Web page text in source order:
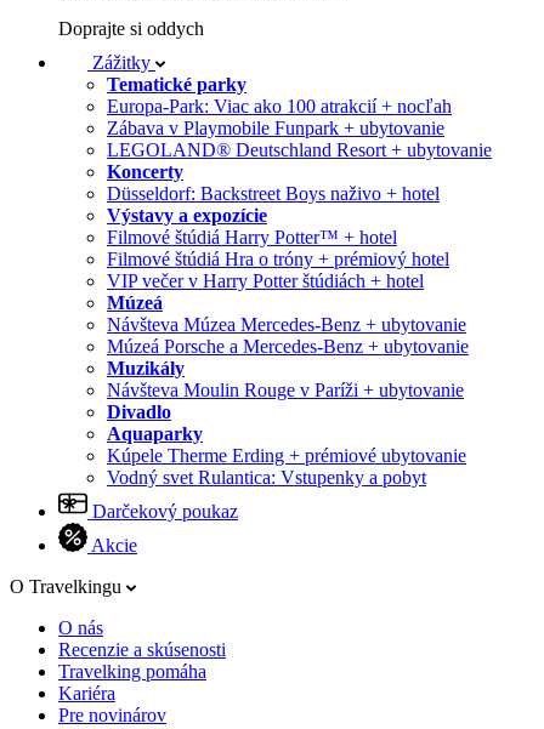
Doprajte si oddych
Zážitky
Tematické parky
Europa-Park: Viac ako 100 atrakcií + nocľah
Zábava v Playmobile Funpark + ubytovanie
LEGOLAND® Deutschland Resort + ubytovanie
Koncerty
Düsseldorf: Backstreet Boys naživo + hotel
Výstavy a expozície
Filmové štúdiá Harry Potter™ + hotel
Filmové štúdiá Hra o tróny + prémiový hotel
VIP večer v Harry Potter štúdiách + hotel
Múzeá
Návšteva Múzea Mercedes-Benz + ubytovanie
Múzeá Porsche a Mercedes-Benz + ubytovanie
Muzikály
Návšteva Moulin Rouge v Paríži + ubytovanie
Divadlo
Aquaparky
Kúpele Therme Erding + prémiové ubytovanie
Vodný svet Rulantica: Vstupenky a pobyt
Darčekový poukaz
Akcie
O Travelkingu
O nás
Recenzie a skúsenosti
Travelking pomáha
Kariéra
Pre novinárov